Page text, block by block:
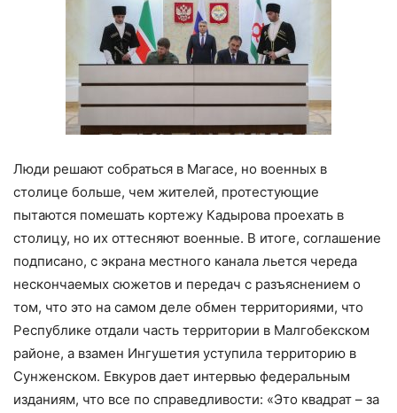
Люди решают собраться в Магасе, но военных в
столице больше, чем жителей, протестующие
пытаются помешать кортежу Кадырова проехать в
столицу, но их оттесняют военные. В итоге, соглашение
подписано, с экрана местного канала льется череда
нескончаемых сюжетов и передач с разъяснением о
том, что это на самом деле обмен территориями, что
Республике отдали часть территории в Малгобекском
районе, а взамен Ингушетия уступила территорию в
Сунженском. Евкуров дает интервью федеральным
изданиям, что все по справедливости: «Это квадрат – за